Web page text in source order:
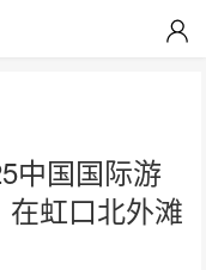
中国国际游
虹口北外滩